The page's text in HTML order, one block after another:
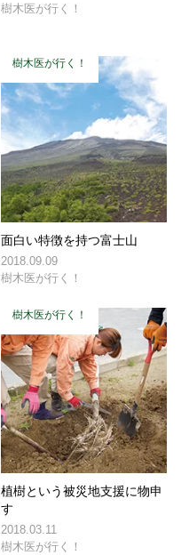
樹木医が行く！
樹木医が行く！
面白い特徴を持つ富士山
2018.09.09
樹木医が行く！
樹木医が行く！
植樹という被災地支援に物申
す
2018.03.11
樹木医が行く！